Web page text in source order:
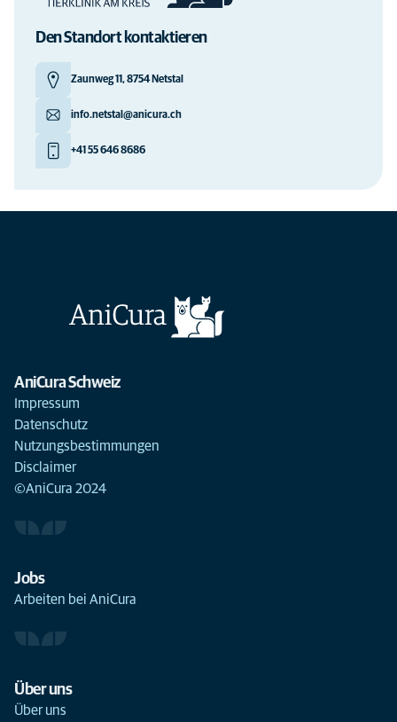
Den Standort kontaktieren
Zaunweg 11, 8754 Netstal
info.netstal@anicura.ch
+41 55 646 8686
AniCura Schweiz
Impressum
Datenschutz
Nutzungsbestimmungen
Disclaimer
©AniCura 2024
Jobs
Arbeiten bei AniCura
Über uns
Über uns